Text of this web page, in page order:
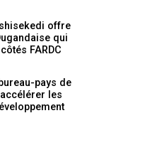
offre
qui
FARDC
pays de
accélérer les